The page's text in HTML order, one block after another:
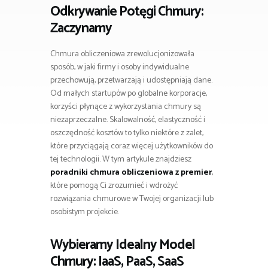
Odkrywanie Potęgi Chmury:
Zaczynamy
Chmura obliczeniowa zrewolucjonizowała
sposób, w jaki firmy i osoby indywidualne
przechowują, przetwarzają i udostępniają dane.
Od małych startupów po globalne korporacje,
korzyści płynące z wykorzystania chmury są
niezaprzeczalne. Skalowalność, elastyczność i
oszczędność kosztów to tylko niektóre z zalet,
które przyciągają coraz więcej użytkowników do
tej technologii. W tym artykule znajdziesz
poradniki chmura obliczeniowa z premier,
które pomogą Ci zrozumieć i wdrożyć
rozwiązania chmurowe w Twojej organizacji lub
osobistym projekcie.
Wybieramy Idealny Model
Chmury: IaaS, PaaS, SaaS